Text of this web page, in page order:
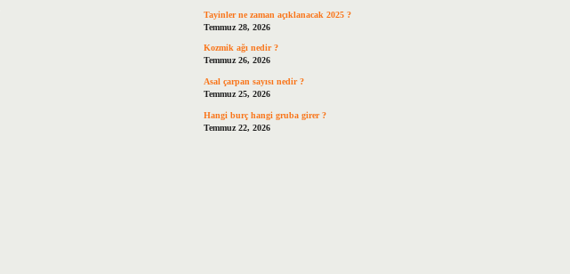
Tayinler ne zaman açıklanacak 2025 ?
Temmuz 28, 2026
Kozmik ağı nedir ?
Temmuz 26, 2026
Asal çarpan sayısı nedir ?
Temmuz 25, 2026
Hangi burç hangi gruba girer ?
Temmuz 22, 2026